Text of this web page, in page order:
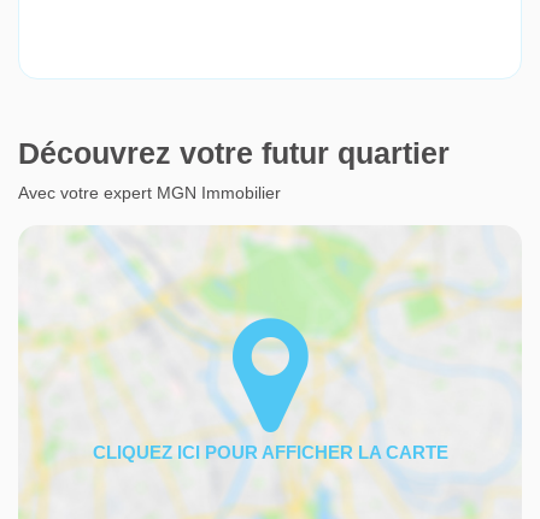
Découvrez votre futur quartier
Avec votre expert MGN Immobilier